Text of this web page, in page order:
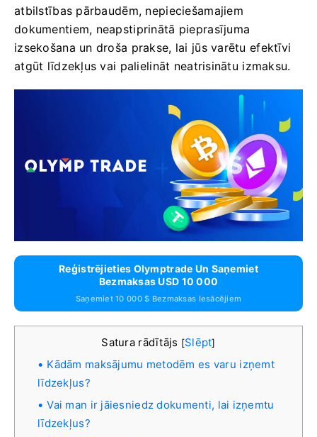
atbilstības pārbaudēm, nepieciešamajiem
dokumentiem, neapstiprinātā pieprasījuma
izsekošana un droša prakse, lai jūs varētu efektīvi
atgūt līdzekļus vai palielināt neatrisinātu izmaksu.
Reģistrējieties Olymptrade Un Saņemiet
Bezmaksas USD 10 000
Saņemiet 10 000 $ Bezmaksas Iesācējiem
Satura rādītājs [Slēpt]
Kādām maksājumu metodēm es varu izņemt
līdzekļus?
Vai man ir jāiesniedz dokumenti, lai izņemtu
līdzekļus?